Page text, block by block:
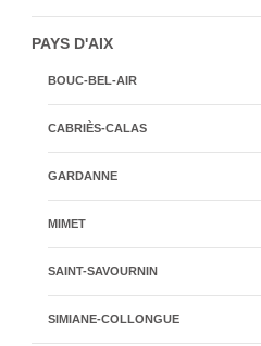
PAYS D'AIX
BOUC-BEL-AIR
CABRIÈS-CALAS
GARDANNE
MIMET
SAINT-SAVOURNIN
SIMIANE-COLLONGUE